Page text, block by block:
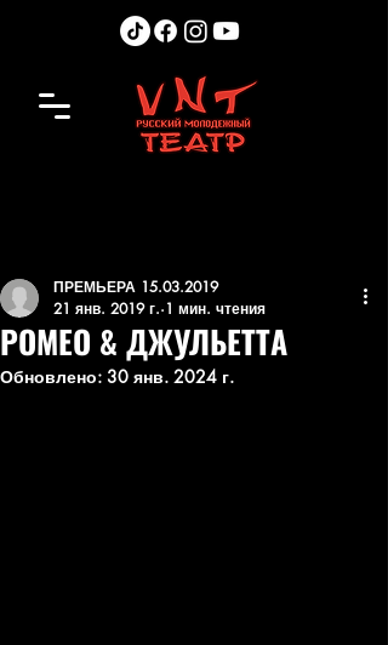
РОМЕО & ДЖУЛЬЕТТА
ПРЕМЬЕРА 15.03.2019
21 янв. 2019 г. 1 мин. чтения
Обновлено: 30 янв. 2024 г.